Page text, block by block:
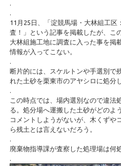
.
.
11月25日、「淀競馬場・大林組工区
査！」という記事を掲載したが、こ
大林組施工地に調査に入った事を掲
情報が入ってこない。
.
断片的には、スケルトンや手選別で
れた土砂を栗東市のアヤシロに処分
.
この時点では、場内選別なので違法
る。処分場へ運搬した土砂がどのよ
コメントしようがないが、木くずや
ら残土とは言えないだろう。
.
廃棄物指導課が査察した処理場は何
.